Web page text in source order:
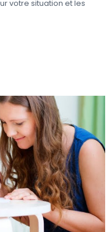
votre situation et les